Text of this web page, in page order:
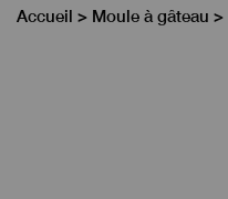
Accueil > Moule à gâteau >